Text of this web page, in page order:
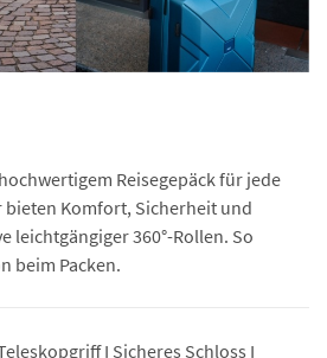
Reisegepäck für jede
bieten Komfort, Sicherheit und
leichtgängiger 360°-Rollen. So
beim Packen.
I Sicheres Schloss I